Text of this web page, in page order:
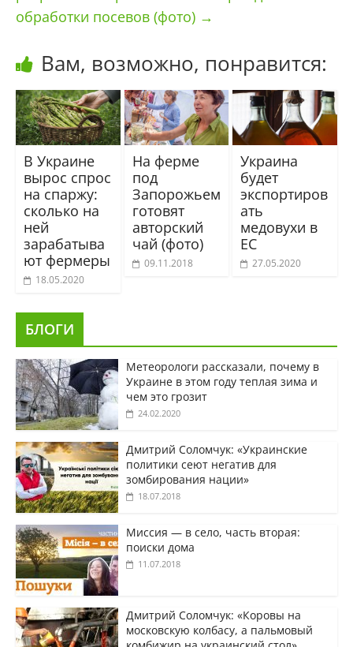
обработки посевов (фото) →
Вам, возможно, понравится:
В Украине
вырос спрос
на спаржу:
сколько на
ней
зарабатыва
ют фермеры
18.05.2020
На ферме
под
Запорожьем
готовят
авторский
чай (фото)
09.11.2018
Украина
будет
экспортиров
ать
медовухи в
ЕС
27.05.2020
БЛОГИ
Метеорологи рассказали, почему в
Украине в этом году теплая зима и
чем это грозит
24.02.2020
Дмитрий Соломчук: «Украинские
политики сеют негатив для
зомбирования нации»
18.07.2018
Миссия — в село, часть вторая:
поиски дома
11.07.2018
Дмитрий Соломчук: «Коровы на
московскую колбасу, а пальмовый